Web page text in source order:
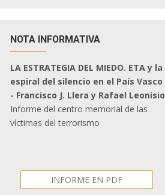
NOTA INFORMATIVA
LA ESTRATEGIA DEL MIEDO. ETA y la
espiral del silencio en el País Vasco
- Francisco J. Llera y Rafael Leonisio
Informe del centro memorial de las
víctimas del terrorismo
INFORME EN PDF